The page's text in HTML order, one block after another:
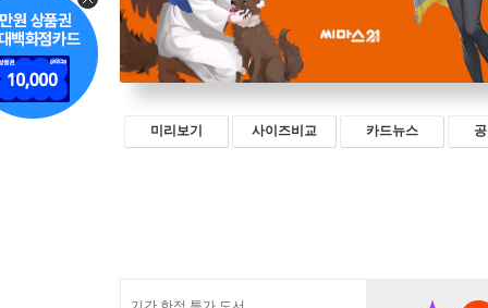
미리보기 사이즈비교 카드뉴스